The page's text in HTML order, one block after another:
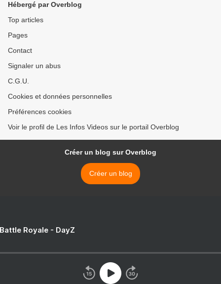
Hébergé par Overblog
Top articles
Pages
Contact
Signaler un abus
C.G.U.
Cookies et données personnelles
Préférences cookies
Voir le profil de Les Infos Videos sur le portail Overblog
Créer un blog sur Overblog
Créer un blog
Royale - DayZ